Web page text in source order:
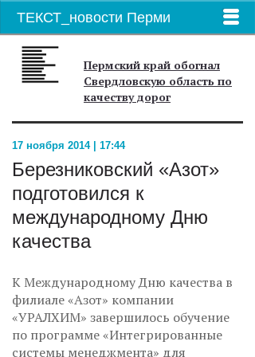
ТЕКСТ_новости Перми
Пермский край обогнал
Свердловскую область по
качеству дорог
17 ноября 2014 | 17:44
Березниковский «Азот»
подготовился к
международному Дню
качества
К Международному Дню качества в
филиале «Азот» компании
«УРАЛХИМ» завершилось обучение
по программе «Интегрированные
системы менеджмента» для